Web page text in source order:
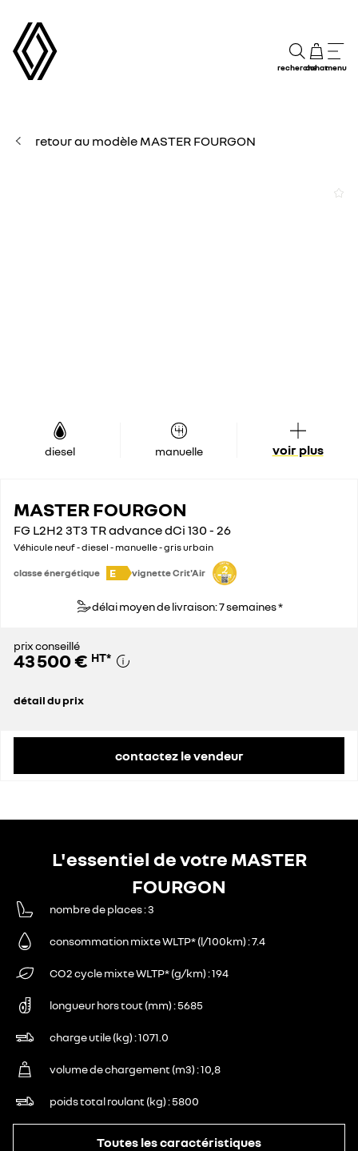
rechercheachatmenu
retour au modèle MASTER FOURGON
diesel manuelle voir plus
MASTER FOURGON
FG L2H2 3T3 TR advance dCi 130 - 26
Véhicule neuf - diesel - manuelle - gris urbain
classe énergétique E vignette Crit'Air
délai moyen de livraison: 7 semaines *
prix conseillé
43 500 € HT*
détail du prix
contactez le vendeur
L'essentiel de votre MASTER
FOURGON
nombre de places 3
consommation mixte WLTP* (l/100km) 7.4
CO2 cycle mixte WLTP* (g/km) 194
longueur hors tout (mm) 5685
charge utile (kg) 1071.0
volume de chargement (m3) 10,8
poids total roulant (kg) 5800
Toutes les caractéristiques